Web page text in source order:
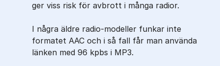
ger viss risk för avbrott i många radior.
I några äldre radio-modeller funkar inte
formatet AAC och i så fall får man använda
länken med 96 kpbs i MP3.